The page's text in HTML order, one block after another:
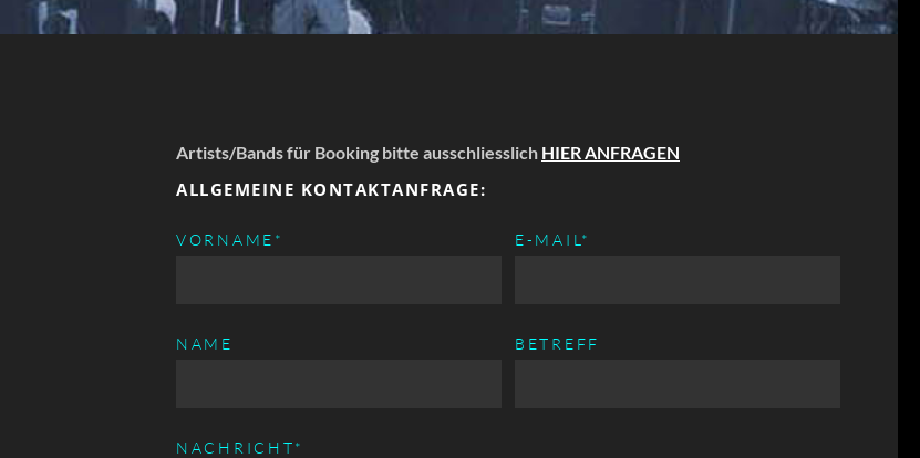
Artists/Bands für Booking bitte ausschliesslich HIER ANFRAGEN
ALLGEMEINE KONTAKTANFRAGE:
PFLICHTFELD
VORNAME *
NAME
PFLICHTFELD
E-MAIL *
BETREFF
PFLICHTFELD
NACHRICHT*